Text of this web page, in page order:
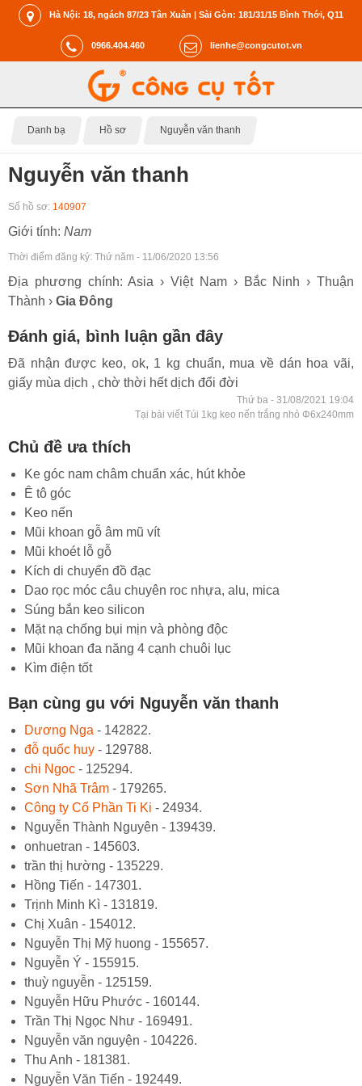
Hà Nội: 18, ngách 87/23 Tân Xuân | Sài Gòn: 181/31/15 Bình Thới, Q11
0966.404.460 lienhe@congcutot.vn
Danh bạ Hồ sơ Nguyễn văn thanh
Nguyễn văn thanh
Số hồ sơ: 140907
Giới tính: Nam
Thời điểm đăng ký: Thứ năm - 11/06/2020 13:56
Địa phương chính: Asia › Việt Nam › Bắc Ninh › Thuận
Thành › Gia Đông
Đánh giá, bình luận gần đây
Đã nhận được keo, ok, 1 kg chuẩn, mua về dán hoa vãi,
giấy mùa dịch , chờ thời hết dịch đổi đời
Thứ ba - 31/08/2021 19:04
Tại bài viết Túi 1kg keo nến trắng nhỏ Φ6x240mm
Chủ đề ưa thích
Ke góc nam châm chuẩn xác, hút khỏe
Ê tô góc
Keo nến
Mũi khoan gỗ âm mũ vít
Mũi khoét lỗ gỗ
Kích di chuyển đồ đạc
Dao rọc móc câu chuyên roc nhựa, alu, mica
Súng bắn keo silicon
Mặt nạ chống bụi mịn và phòng độc
Mũi khoan đa năng 4 cạnh chuôi lục
Kìm điện tốt
Bạn cùng gu với Nguyễn văn thanh
Dương Nga - 142822.
đỗ quốc huy - 129788.
chi Ngoc - 125294.
Sơn Nhã Trâm - 179265.
Công ty Cổ Phần Ti Ki - 24934.
Nguyễn Thành Nguyên - 139439.
onhuetran - 145603.
trần thị hường - 135229.
Hồng Tiến - 147301.
Trịnh Minh Kì - 131819.
Chị Xuân - 154012.
Nguyễn Thị Mỹ huong - 155657.
Nguyễn Ý - 155915.
thuỳ nguyễn - 125159.
Nguyễn Hữu Phước - 160144.
Trần Thị Ngọc Như - 169491.
Nguyễn văn nguyện - 104226.
Thu Anh - 181381.
Nguyễn Văn Tiến - 192449.